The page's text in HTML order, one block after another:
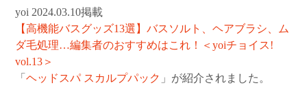
yoi 2024.03.10掲載
【高機能バスグッズ13選】バスソルト、ヘアブラシ、ム
ダ毛処理…編集者のおすすめはこれ！＜yoiチョイス!
vol.13＞
「ヘッドスパ スカルプパック 」が紹介されました。